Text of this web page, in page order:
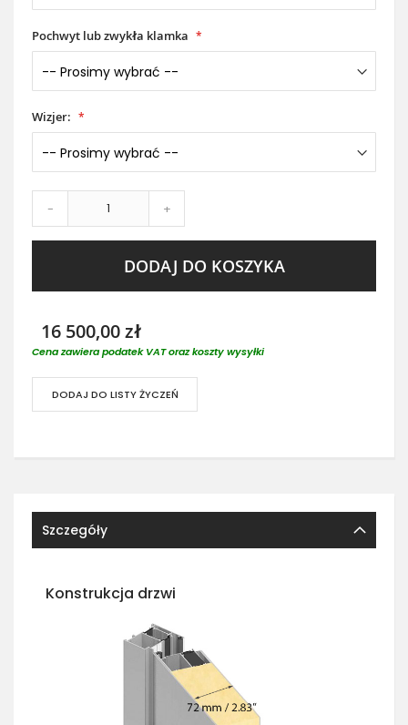
Pochwyt lub zwykła klamka
Wizjer:
- +
DODAJ DO KOSZYKA
16 500,00 zł
Cena zawiera podatek VAT oraz koszty wysyłki
DODAJ DO LISTY ŻYCZEŃ
Szczegóły